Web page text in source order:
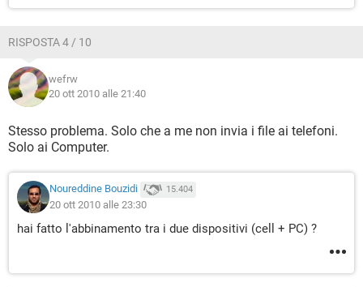
RISPOSTA 4 / 10
wefrw
20 ott 2010 alle 21:40
Stesso problema. Solo che a me non invia i file ai telefoni.
Solo ai Computer.
Noureddine Bouzidi 15.404
20 ott 2010 alle 23:30
hai fatto l'abbinamento tra i due dispositivi (cell + PC) ?